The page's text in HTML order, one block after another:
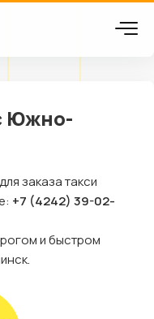
Южно-
заказа такси
+7 (4242) 39-02-
и быстром